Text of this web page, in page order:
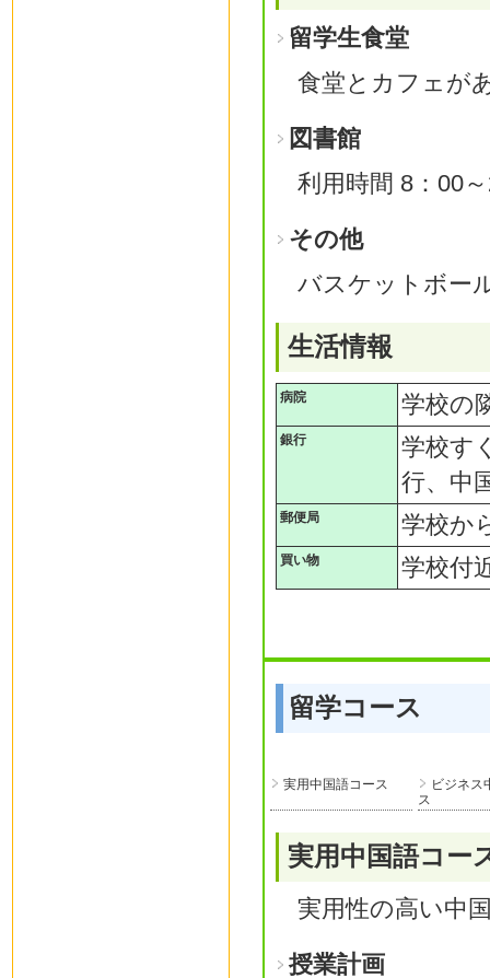
留学生食堂
食堂とカフェが
図書館
利用時間 8：00
その他
バスケットボー
生活情報
病院 学校の
銀行
学校す
行、中
郵便局 学校か
買い物 学校付
留学コース
実用中国語コース
ビジネス
ス
実用中国語コー
実用性の高い中
授業計画